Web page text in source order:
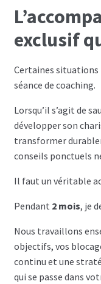
Les
hommes
Les
Cryptos
Paypal
Blog pour
exclusif
Certaines situations
séance de coaching.
Lorsqu’il s’agit de
développer son
transformer
conseils ponctuels
Il faut un véritable
Pendant 2 mois, je
Nous travaillons
objectifs, vos
continu et une
qui se passe dans